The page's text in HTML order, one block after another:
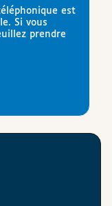
est
Si vous
prendre